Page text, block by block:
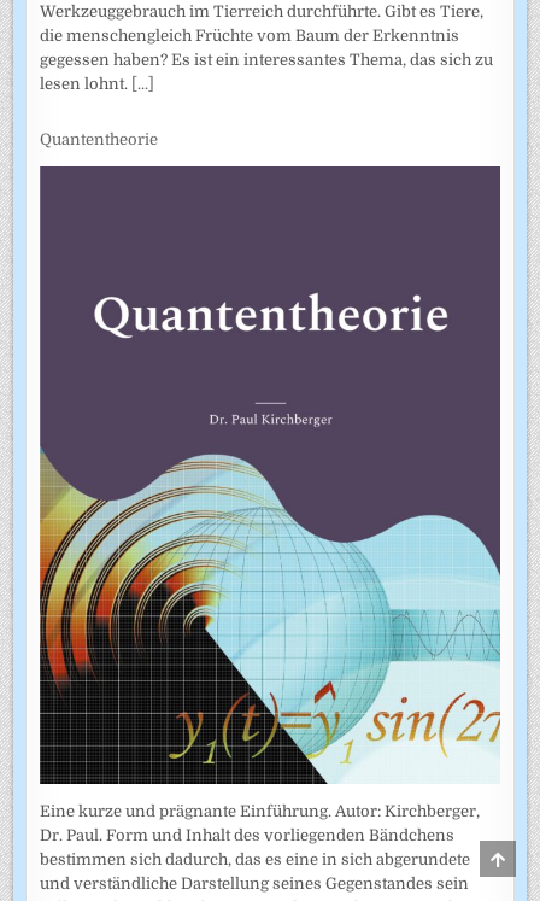
Werkzeuggebrauch im Tierreich durchführte. Gibt es Tiere,
die menschengleich Früchte vom Baum der Erkenntnis
gegessen haben? Es ist ein interessantes Thema, das sich zu
lesen lohnt. [...]
Quantentheorie
Eine kurze und prägnante Einführung. Autor: Kirchberger,
Dr. Paul. Form und Inhalt des vorliegenden Bändchens
bestimmen sich dadurch, das es eine in sich abgerundete
und verständliche Darstellung seines Gegenstandes sein
TO
TOP